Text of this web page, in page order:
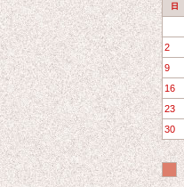
日
2
9
16
23
30